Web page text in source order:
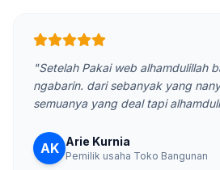
"Setelah Pakai web alhamdulillah
ngabarin. dari sebanyak yang
semuanya yang deal tapi
AK Arie Kurnia
Pemilik usaha Toko Bangunan